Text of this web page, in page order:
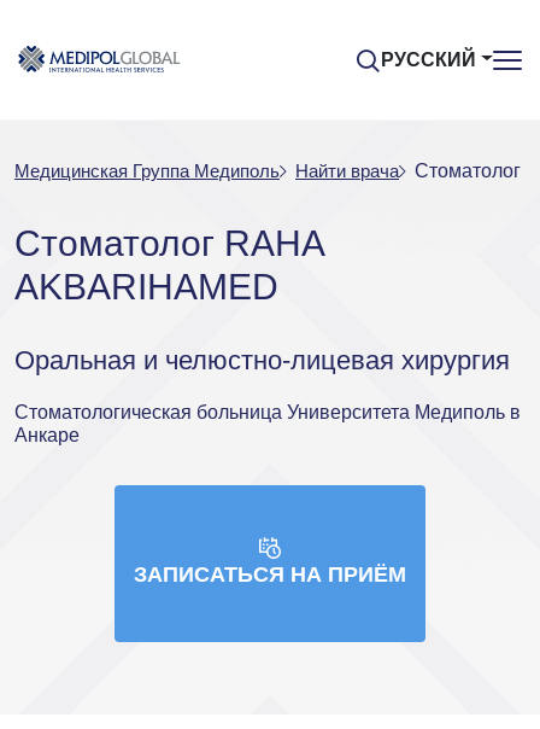
РУССКИЙ
Медицинская Группа Медиполь Найти врача Стоматолог
Стоматолог RAHA
AKBARIHAMED
Оральная и челюстно-лицевая хирургия
Стоматологическая больница Университета Медиполь в
Анкаре
ЗАПИСАТЬСЯ НА ПРИЁМ